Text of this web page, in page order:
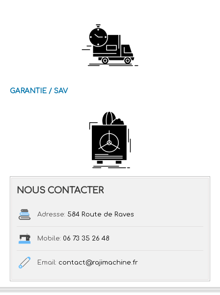
GARANTIE / SAV
NOUS CONTACTER
Adresse: 584 Route de Raves
Mobile: 06 73 35 26 48
Email: contact@rajimachine.fr